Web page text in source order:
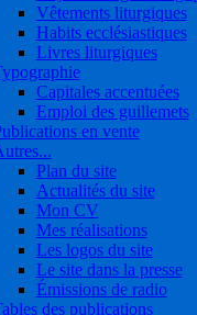
Vêtements liturgiques
Habits ecclésiastiques
Livres liturgiques
Capitales accentuées
Emploi des guillemets
en vente
Plan du site
Actualités du site
Mon CV
Mes réalisations
Les logos du site
Le site dans la presse
Émissions de radio
des publications